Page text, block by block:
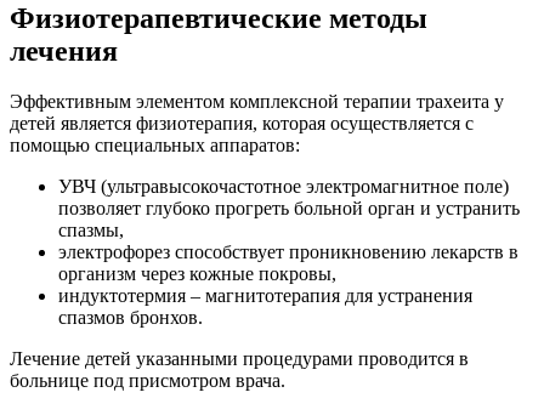
Физиотерапевтические методы
лечения
Эффективным элементом комплексной терапии трахеита у
детей является физиотерапия, которая осуществляется с
помощью специальных аппаратов:
УВЧ (ультравысокочастотное электромагнитное поле)
позволяет глубоко прогреть больной орган и устранить
спазмы,
электрофорез способствует проникновению лекарств в
организм через кожные покровы,
индуктотермия – магнитотерапия для устранения
спазмов бронхов.
Лечение детей указанными процедурами проводится в
больнице под присмотром врача.